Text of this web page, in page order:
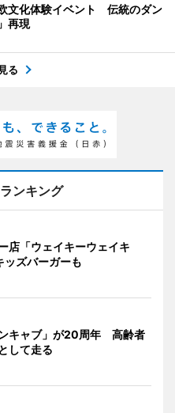
文化体験イベント 伝統のダン
再現
る
ンキング
店「ウェイキーウェイキ
ズバーガーも
キャブ」が20周年 高齢者
して走る